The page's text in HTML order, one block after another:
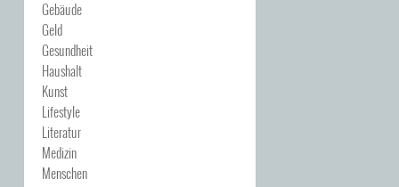
Gebäude
Geld
Gesundheit
Haushalt
Kunst
Lifestyle
Literatur
Medizin
Menschen